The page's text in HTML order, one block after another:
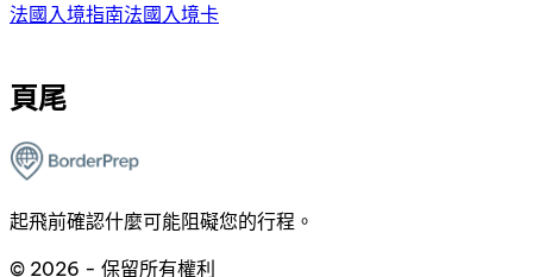
法國入境指南法國入境卡
頁尾
起飛前確認什麼可能阻礙您的行程。
© 2026 - 保留所有權利